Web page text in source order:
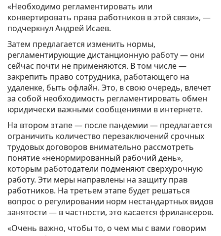
«Необходимо регламентировать или
конвертировать права работников в этой связи», —
подчеркнул Андрей Исаев.
Затем предлагается изменить нормы,
регламентирующие дистанционную работу — они
сейчас почти не применяются. В том числе —
закрепить право сотрудника, работающего на
удаленке, быть офлайн. Это, в свою очередь, влечет
за собой необходимость регламентировать обмен
юридически важными сообщениями в интернете.
На втором этапе — после пандемии — предлагается
ограничить количество перезаключений срочных
трудовых договоров внимательно рассмотреть
понятие «ненормированный рабочий день»,
которым работодатели подменяют сверхурочную
работу. Эти меры направлены на защиту прав
работников. На третьем этапе будет решаться
вопрос о регулировании норм нестандартных видов
занятости — в частности, это касается фрилансеров.
«Очень важно, чтобы то, о чем мы с вами говорим